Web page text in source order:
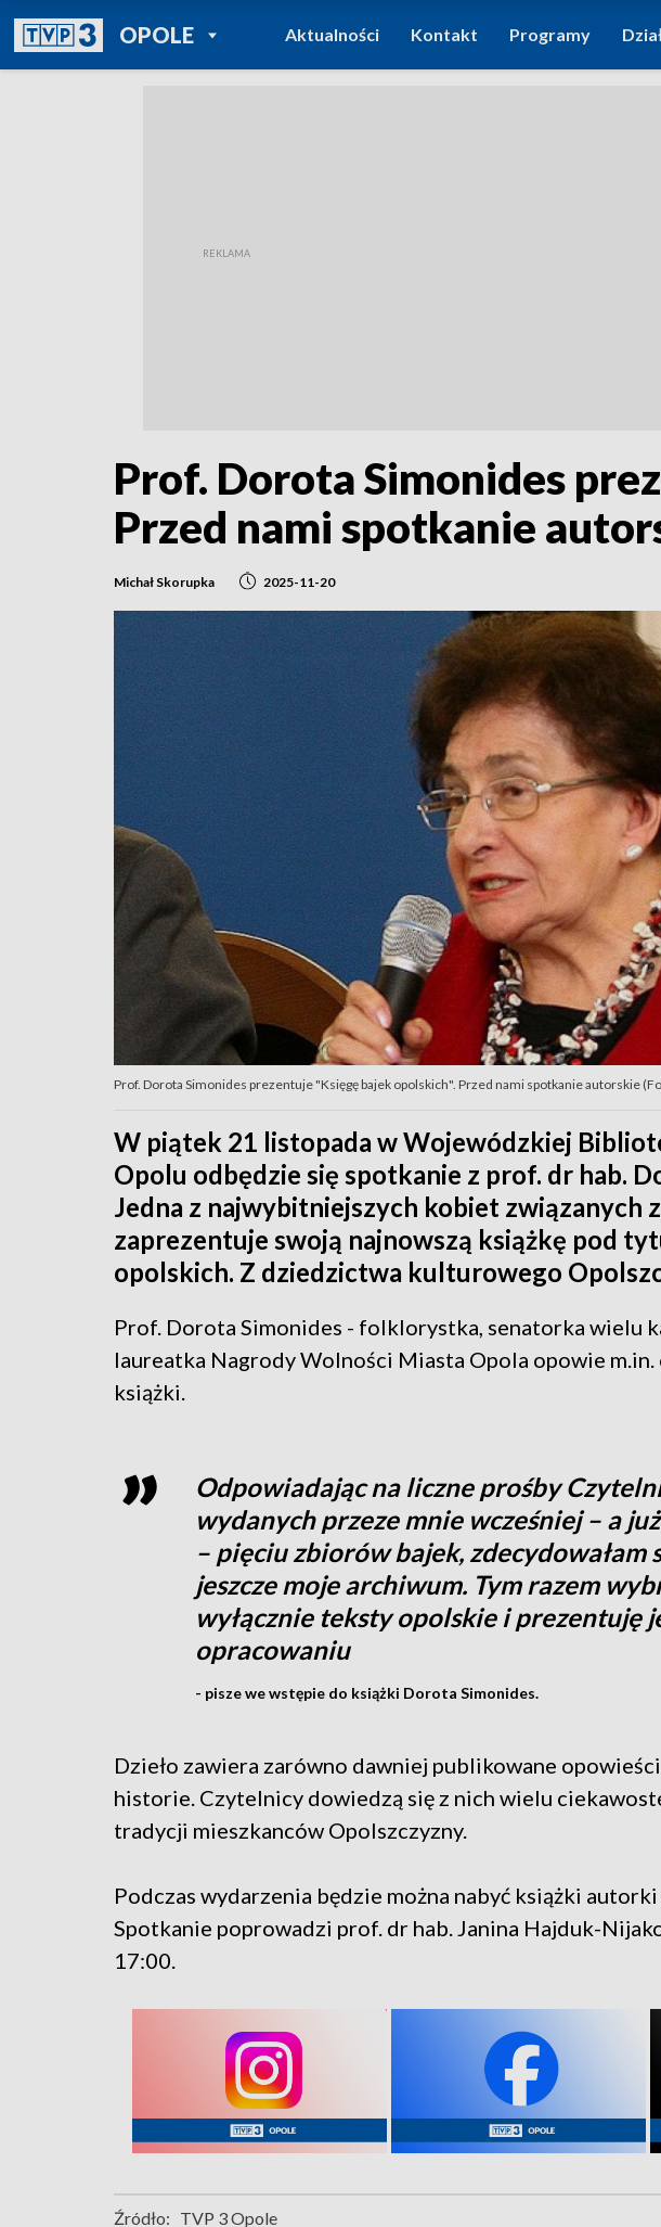
OPOLEPOWRÓT DO
TVP REGIONY
Aktualności Kontakt Programy
Prof. Dorota Simonides
Przed nami spotkanie
Michał Skorupka 2025-11-20
Prof. Dorota Simonides prezentuje "Księgę bajek opolskich". Przed nami spotkanie autorskie
W piątek 21 listopada w Wojewódzkiej
Opolu odbędzie się spotkanie z prof. dr hab.
Jedna z najwybitniejszych kobiet związanych
zaprezentuje swoją najnowszą książkę pod
opolskich. Z dziedzictwa kulturowego
Prof. Dorota Simonides - folklorystka, senatorka wielu
laureatka Nagrody Wolności Miasta Opola opowie
książki.
Odpowiadając na liczne prośby
wydanych przeze mnie wcześniej – a
– pięciu zbiorów bajek, zdecydowałam
jeszcze moje archiwum. Tym razem
wyłącznie teksty opolskie i prezentuję
opracowaniu
- pisze we wstępie do książki Dorota Simonides.
Dzieło zawiera zarówno dawniej publikowane
historie. Czytelnicy dowiedzą się z nich wielu
tradycji mieszkanców Opolszczyzny.
Podczas wydarzenia będzie można nabyć książki
Spotkanie poprowadzi prof. dr hab. Janina Hajduk-
17:00.
Źródło: TVP 3 Opole